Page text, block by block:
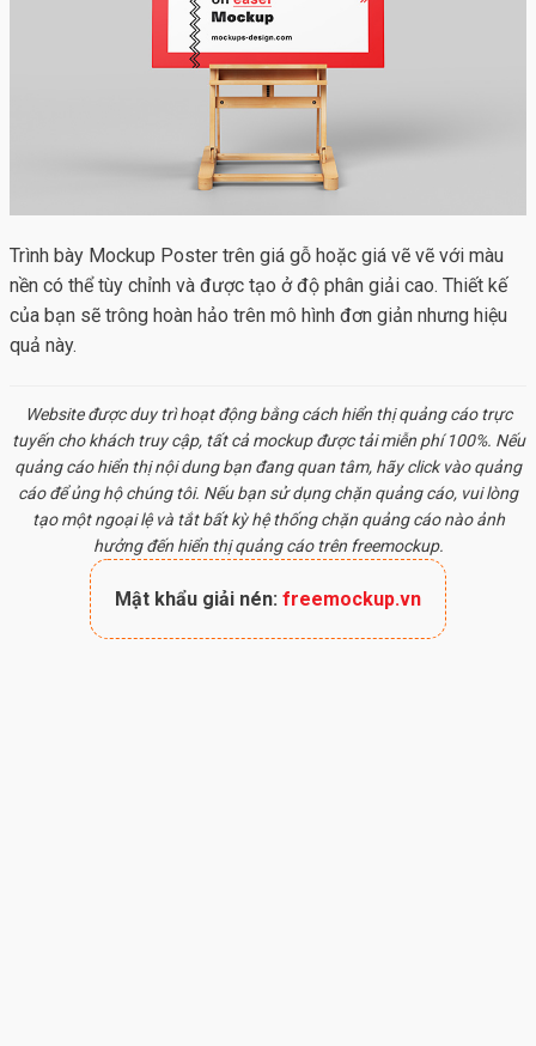
Trình bày Mockup Poster trên giá gỗ hoặc giá vẽ vẽ với màu
nền có thể tùy chỉnh và được tạo ở độ phân giải cao. Thiết kế
của bạn sẽ trông hoàn hảo trên mô hình đơn giản nhưng hiệu
quả này.
Website được duy trì hoạt động bằng cách hiển thị quảng cáo trực
tuyến cho khách truy cập, tất cả mockupđược tải miễn phí 100%. Nếu
quảng cáo hiển thị nội dung bạn đang quan tâm, hãy click vào quảng
cáo để ủng hộ chúng tôi. Nếu bạn sử dụng chặn quảng cáo, vui lòng
tạo một ngoại lệ và tắt bất kỳ hệ thống chặn quảng cáo nào ảnh
hưởng đến hiển thị quảng cáo trên freemockup.
Mật khẩu giải nén: freemockup.vn